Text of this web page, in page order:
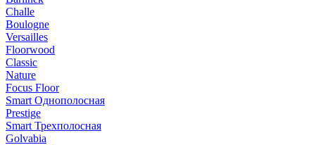
Challe
Boulogne
Versailles
Floorwood
Classic
Nature
Focus Floor
Smart Однополосная
Prestige
Smart Трехполосная
Golvabia